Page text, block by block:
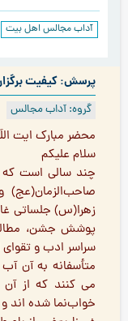
آداب مجالس اهل بیت
پرسش: کیفیت
گروه: آداب مجالس
محضر مبارک ایت
سلام علیکم
چند سالي است که
صاحب‌الزمان(عج)
زهرا(س) جلساتي
پوشش جشن،
سراسر ادب و
متأسفانه به آن
مي کنند که از
خواب‌نما شده اند